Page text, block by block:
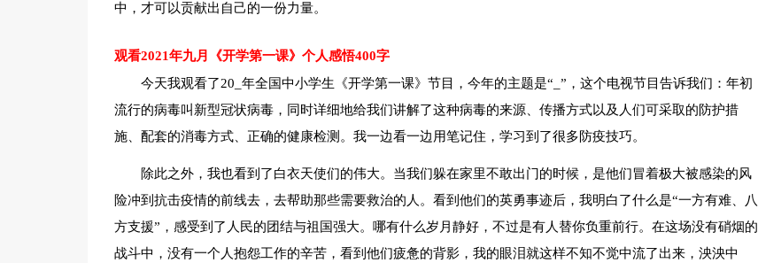
中，才可以贡献出自己的一份力量。
观看2021年九月《开学第一课》个人感悟400字
今天我观看了20_年全国中小学生《开学第一课》节目，今年的主题是“_”，这个电视节目告诉我们：年初
流行的病毒叫新型冠状病毒，同时详细地给我们讲解了这种病毒的来源、传播方式以及人们可采取的防护措
施、配套的消毒方式、正确的健康检测。我一边看一边用笔记住，学习到了很多防疫技巧。
除此之外，我也看到了白衣天使们的伟大。当我们躲在家里不敢出门的时候，是他们冒着极大被感染的风
险冲到抗击疫情的前线去，去帮助那些需要救治的人。看到他们的英勇事迹后，我明白了什么是“一方有难、八
方支援”，感受到了人民的团结与祖国强大。哪有什么岁月静好，不过是有人替你负重前行。在这场没有硝烟的
战斗中，没有一个人抱怨工作的辛苦，看到他们疲惫的背影，我的眼泪就这样不知不觉中流了出来，泱泱中